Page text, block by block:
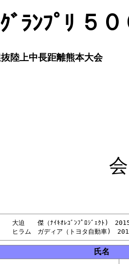
ﾞﾗﾝﾌﾟﾘ ５
陸上中長距離熊本大会
大迫　　傑（ﾅｲｷｵﾚｺﾞﾝﾌﾟﾛｼﾞｪｸﾄ)　
氏名